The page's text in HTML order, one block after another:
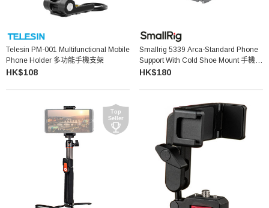
Telesin PM-001 Multifunctional Mobile
Phone Holder 多功能手機支架
HK$108
Smallrig 5339 Arca-Standard Phone
Support With Cold Shoe Mount 手機支
架
HK$180